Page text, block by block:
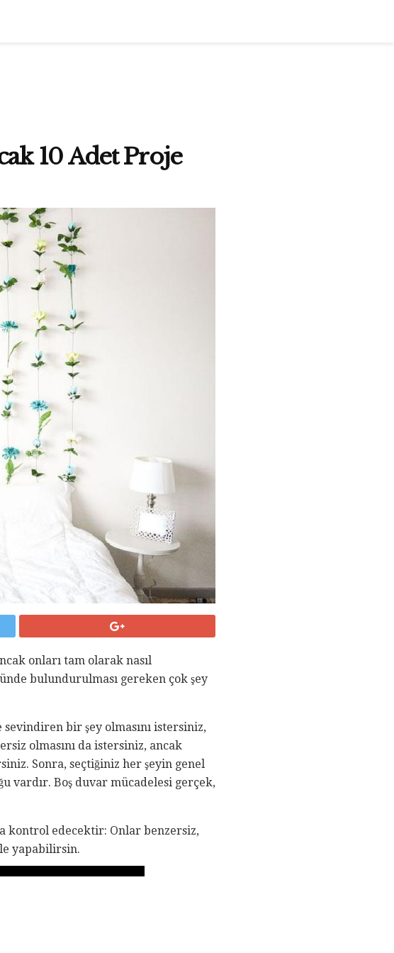
10 Adet Proje
onları tam olarak nasıl
bulundurulması gereken çok şey
bir şey olmasını istersiniz,
olmasını da istersiniz, ancak
Sonra, seçtiğiniz her şeyin genel
vardır. Boş duvar mücadelesi gerçek,
kontrol edecektir: Onlar benzersiz,
yapabilirsin.